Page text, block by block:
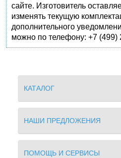
сайте. Изготовитель
изменять текущую
дополнительного
можно по телефону: +7 (499)
КАТАЛОГ
НАШИ ПРЕДЛОЖЕНИЯ
ПОМОЩЬ И СЕРВИСЫ